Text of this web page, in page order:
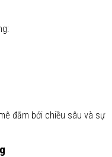
đắm bởi chiều sâu và sự